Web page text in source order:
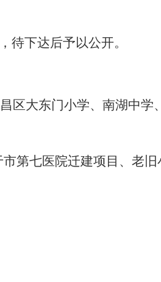
待下达后予以公开。
区大东门小学、 南湖中学
第七医院迁建项目 、 老旧